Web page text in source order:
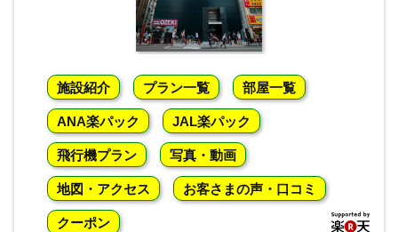
施設紹介 プラン一覧 部屋一覧
ANA楽パック JAL楽パック
飛行機プラン 写真・動画
地図・アクセス お客さまの声・口コミ
クーポン